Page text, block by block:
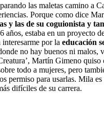
las maletas camino a
Porque como dice
y las de su coguionista y
estaba en un proyecto
por la educación
no hay buenos ni malos,
Martín Gimeno quiso
todo a mujeres, pero
permiso para usarlas. Mila
difíciles de su carrera.